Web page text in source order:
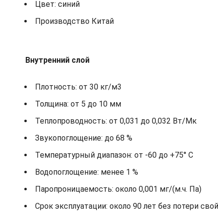
Цвет: синий
Производство Китай
Внутренний слой
Плотность: от 30 кг/м3
Толщина: от 5 до 10 мм
Теплопроводность: от 0,031 до 0,032 Вт/Мк
Звукопоглощение: до 68 %
Температурный диапазон: от -60 до +75° С
Водопоглощение: менее 1 %
Паропроницаемость: около 0,001 мг/(м.ч. Па)
Срок эксплуатации: около 90 лет без потери